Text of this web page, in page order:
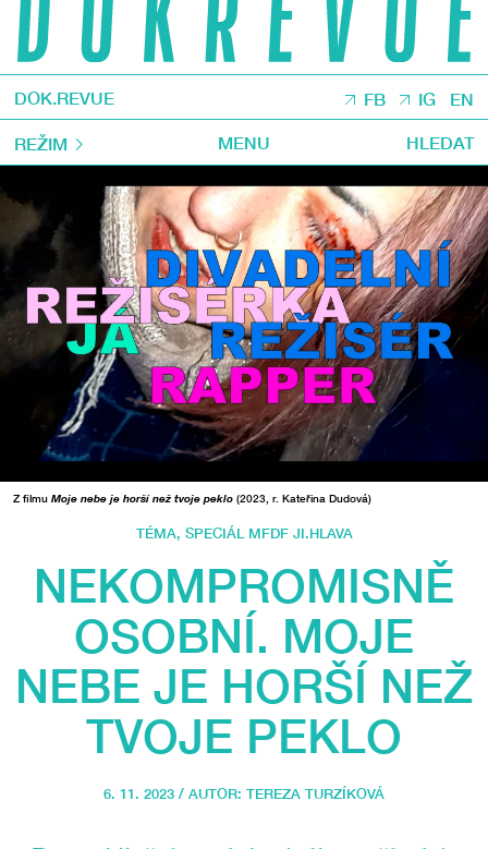
DOK.REVUE FB IG EN
REŽIM MENU HLEDAT
Z filmu Moje nebe je horší než tvoje peklo (2023, r. Kateřina Dudová)
TÉMA, SPECIÁL MFDF JI.HLAVA
NEKOMPROMISNĚ
OSOBNÍ. MOJE
NEBE JE HORŠÍ NEŽ
TVOJE PEKLO
6. 11. 2023 / AUTOR: TEREZA TURZÍKOVÁ